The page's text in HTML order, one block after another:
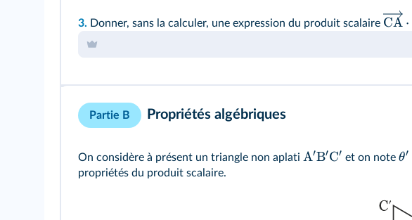
3. Donner, sans la calculer, une expression du produit scalaire CA ⋅
Partie B Propriétés algébriques
On considère à présent un triangle non aplati A′B′C′ et on note θ′
propriétés du produit scalaire.